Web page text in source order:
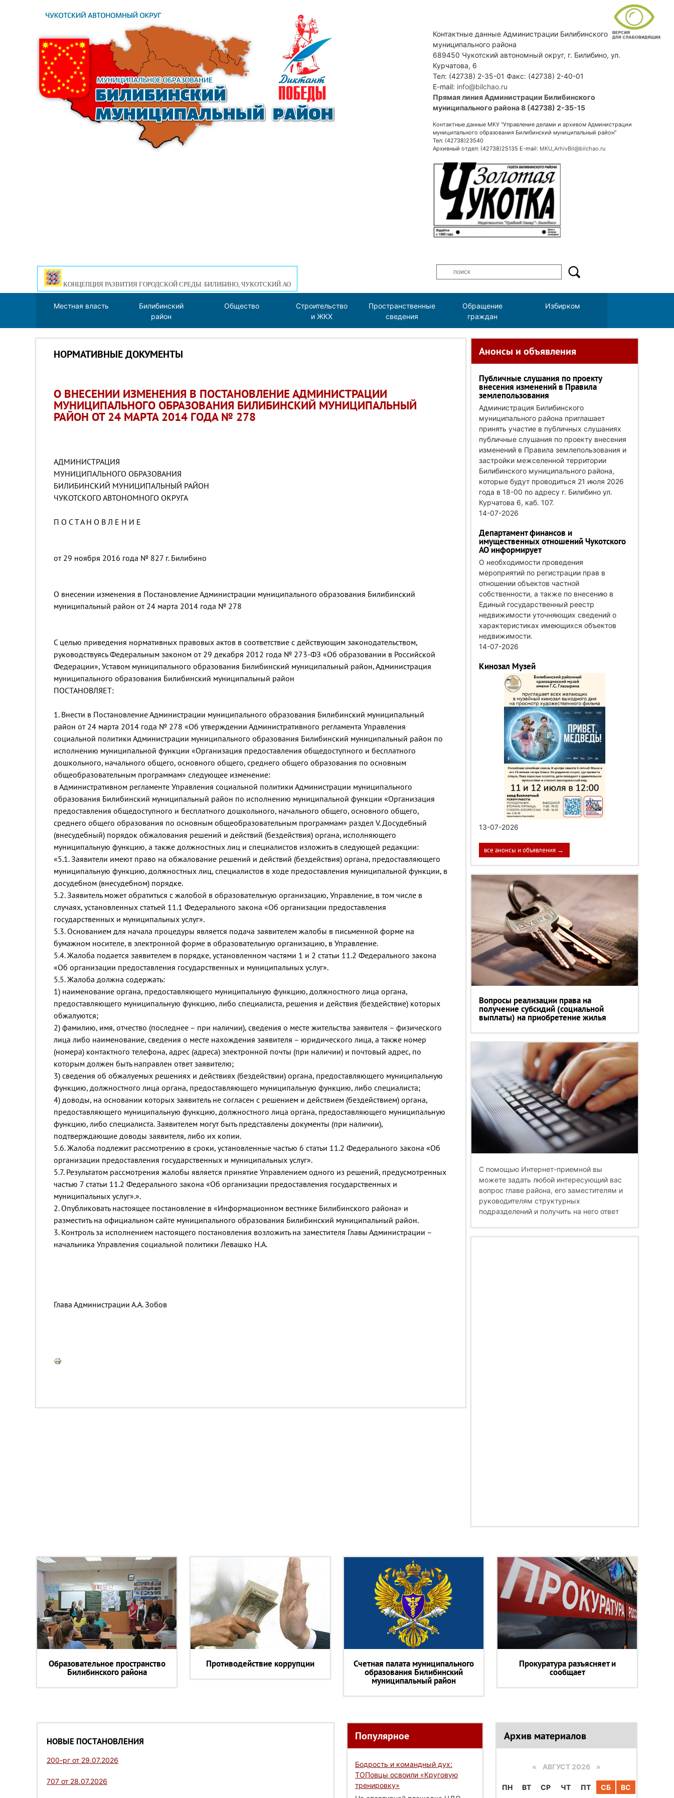
Контактные данные Администрации Билибинского
муниципального района
689450 Чукотский автономный округ, г. Билибино, ул.
Курчатова, 6
Тел: (42738) 2-35-01 Факс: (42738) 2-40-01
E-mail: info@bilchao.ru
Прямая линия Администрации Билибинского
муниципального района 8 (42738) 2-35-15
Контактные данные МКУ "Управление делами и архивом Администрации
муниципального образования Билибинский муниципальный район"
Тел: (42738)23540
Архивный отдел: (42738)25135 E-mail: MKU_ArhivBil@bilchao.ru
КОНЦЕПЦИЯ РАЗВИТИЯ ГОРОДСКОЙ СРЕДЫ. БИЛИБИНО, ЧУКОТСКИЙ АО
Местная власть
Билибинский
район
Общество
Строительство
и ЖКХ
Пространственные
сведения
Обращение
граждан
Избирком
НОРМАТИВНЫЕ ДОКУМЕНТЫ
О ВНЕСЕНИИ ИЗМЕНЕНИЯ В ПОСТАНОВЛЕНИЕ АДМИНИСТРАЦИИ
МУНИЦИПАЛЬНОГО ОБРАЗОВАНИЯ БИЛИБИНСКИЙ МУНИЦИПАЛЬНЫЙ
РАЙОН ОТ 24 МАРТА 2014 ГОДА № 278
АДМИНИСТРАЦИЯ
МУНИЦИПАЛЬНОГО ОБРАЗОВАНИЯ
БИЛИБИНСКИЙ МУНИЦИПАЛЬНЫЙ РАЙОН
ЧУКОТСКОГО АВТОНОМНОГО ОКРУГА
П О С Т А Н О В Л Е Н И Е
от 29 ноября 2016 года № 827 г. Билибино
О внесении изменения в Постановление Администрации муниципального образования Билибинский
муниципальный район от 24 марта 2014 года № 278
С целью приведения нормативных правовых актов в соответствие с действующим законодательством,
руководствуясь Федеральным законом от 29 декабря 2012 года № 273-ФЗ «Об образовании в Российской
Федерации», Уставом муниципального образования Билибинский муниципальный район, Администрация
муниципального образования Билибинский муниципальный район
ПОСТАНОВЛЯЕТ:
1. Внести в Постановление Администрации муниципального образования Билибинский муниципальный
район от 24 марта 2014 года № 278 «Об утверждении Административного регламента Управления
социальной политики Администрации муниципального образования Билибинский муниципальный район по
исполнению муниципальной функции «Организация предоставления общедоступного и бесплатного
дошкольного, начального общего, основного общего, среднего общего образования по основным
общеобразовательным программам» следующее изменение:
в Административном регламенте Управления социальной политики Администрации муниципального
образования Билибинский муниципальный район по исполнению муниципальной функции «Организация
предоставления общедоступного и бесплатного дошкольного, начального общего, основного общего,
среднего общего образования по основным общеобразовательным программам» раздел V. Досудебный
(внесудебный) порядок обжалования решений и действий (бездействия) органа, исполняющего
муниципальную функцию, а также должностных лиц и специалистов изложить в следующей редакции:
«5.1. Заявители имеют право на обжалование решений и действий (бездействия) органа, предоставляющего
муниципальную функцию, должностных лиц, специалистов в ходе предоставления муниципальной функции, в
досудебном (внесудебном) порядке.
5.2. Заявитель может обратиться с жалобой в образовательную организацию, Управление, в том числе в
случаях, установленных статьей 11.1 Федерального закона «Об организации предоставления
государственных и муниципальных услуг».
5.3. Основанием для начала процедуры является подача заявителем жалобы в письменной форме на
бумажном носителе, в электронной форме в образовательную организацию, в Управление.
5.4. Жалоба подается заявителем в порядке, установленном частями 1 и 2 статьи 11.2 Федерального закона
«Об организации предоставления государственных и муниципальных услуг».
5.5. Жалоба должна содержать:
1) наименование органа, предоставляющего муниципальную функцию, должностного лица органа,
предоставляющего муниципальную функцию, либо специалиста, решения и действия (бездействие) которых
обжалуются;
2) фамилию, имя, отчество (последнее – при наличии), сведения о месте жительства заявителя – физического
лица либо наименование, сведения о месте нахождения заявителя – юридического лица, а также номер
(номера) контактного телефона, адрес (адреса) электронной почты (при наличии) и почтовый адрес, по
которым должен быть направлен ответ заявителю;
3) сведения об обжалуемых решениях и действиях (бездействии) органа, предоставляющего муниципальную
функцию, должностного лица органа, предоставляющего муниципальную функцию, либо специалиста;
4) доводы, на основании которых заявитель не согласен с решением и действием (бездействием) органа,
предоставляющего муниципальную функцию, должностного лица органа, предоставляющего муниципальную
функцию, либо специалиста. Заявителем могут быть представлены документы (при наличии),
подтверждающие доводы заявителя, либо их копии.
5.6. Жалоба подлежит рассмотрению в сроки, установленные частью 6 статьи 11.2 Федерального закона «Об
организации предоставления государственных и муниципальных услуг».
5.7. Результатом рассмотрения жалобы является принятие Управлением одного из решений, предусмотренных
частью 7 статьи 11.2 Федерального закона «Об организации предоставления государственных и
муниципальных услуг».».
2. Опубликовать настоящее постановление в «Информационном вестнике Билибинского района» и
разместить на официальном сайте муниципального образования Билибинский муниципальный район.
3. Контроль за исполнением настоящего постановления возложить на заместителя Главы Администрации –
начальника Управления социальной политики Левашко Н.А.
Глава Администрации А.А. Зобов
Анонсы и объявления
Публичные слушания по проекту
внесения изменений в Правила
землепользования
Администрация Билибинского
муниципального района приглашает
принять участие в публичных слушаниях
публичные слушания по проекту внесения
изменений в Правила землепользования и
застройки межселенной территории
Билибинского муниципального района,
которые будут проводиться 21 июля 2026
года в 18-00 по адресу г. Билибино ул.
Курчатова 6, каб. 107.
14-07-2026
Департамент финансов и
имущественных отношений Чукотского
АО информирует
О необходимости проведения
мероприятий по регистрации прав в
отношении объектов частной
собственности, а также по внесению в
Единый государственный реестр
недвижимости уточняющих сведений о
характеристиках имеющихся объектов
недвижимости.
14-07-2026
Кинозал Музей
13-07-2026
все анонсы и объявления →
Вопросы реализации права на
получение субсидий (социальной
выплаты) на приобретение жилья
С помощью Интернет-приемной вы
можете задать любой интересующий вас
вопрос главе района, его заместителям и
руководителям структурных
подразделений и получить на него ответ
Образовательное пространство
Билибинского района
Противодействие коррупции Счетная палата муниципального
образования Билибинский
муниципальный район
Прокуратура разъясняет и
сообщает
НОВЫЕ ПОСТАНОВЛЕНИЯ
200-рг от 29.07.2026
707 от 28.07.2026
Популярное
Бодрость и командный дух:
ТОПовцы освоили «Круговую
тренировку»
Архив материалов
« АВГУСТ 2026 »
ПН ВТ СР ЧТ ПТ СБ ВС